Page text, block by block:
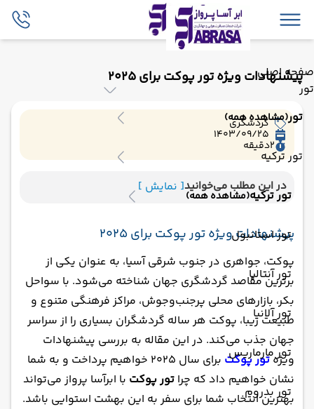
صفحه اصلی
تور
تور(مشاهده همه)
تور ترکیه
تور ترکیه(مشاهده همه)
تور استانبول
تور آنتالیا
تور آلانیا
تور مارماریس
تور بدروم
پیشنهادات ویژه تور پوکت برای 2025
گردشگری
1403/09/25
2دقیقه
در این مطلب می‌خوانید[ نمایش ]
پیشنهادات ویژه تور پوکت برای 2025
پوکت، جواهری در جنوب‌ شرقی آسیا، به عنوان یکی از
برترین مقاصد گردشگری جهان شناخته می‌شود. با سواحل
بکر، بازارهای محلی پرجنب‌وجوش، مراکز فرهنگی متنوع و
طبیعت زیبا، پوکت هر ساله گردشگران بسیاری را از سراسر
جهان جذب می‌کند. در این مقاله به بررسی پیشنهادات
ویژهتور پوکت
برای سال 2025 خواهیم پرداخت و به شما
نشان خواهیم داد که چرا تور پوکت با ابرآسا پرواز می‌تواند
بهترین انتخاب شما برای سفر به این بهشت استوایی باشد.